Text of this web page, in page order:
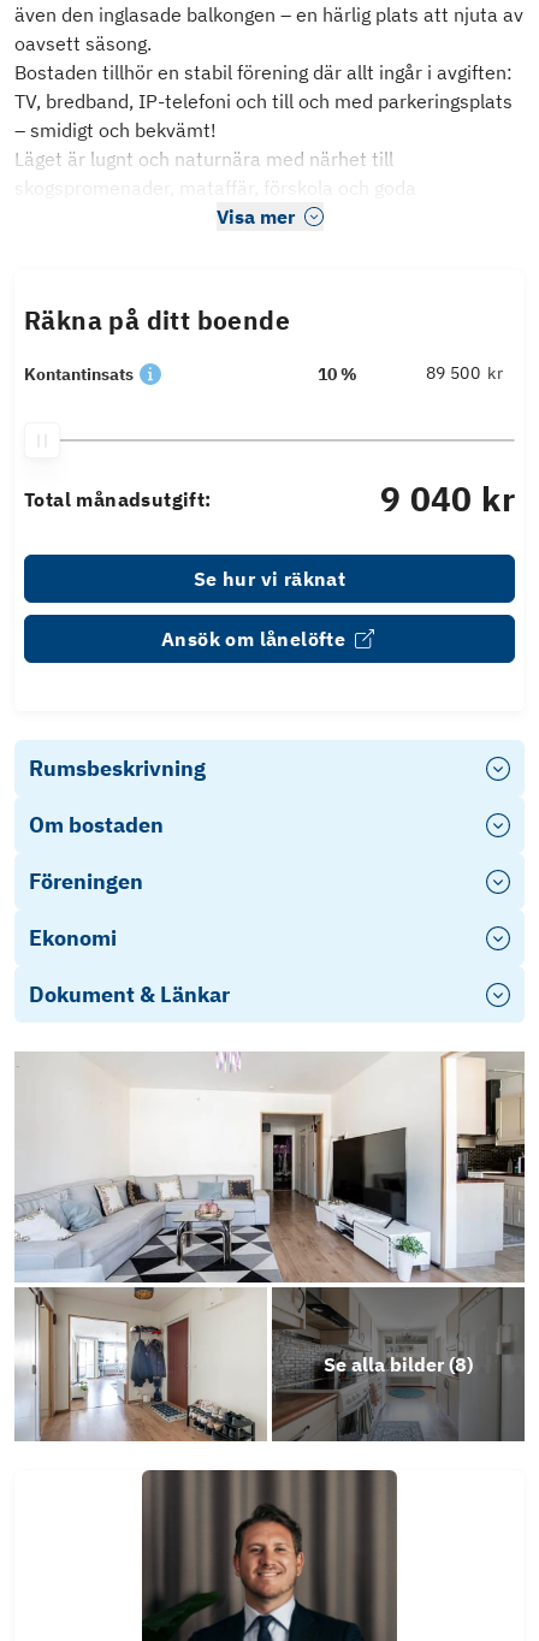
även den inglasade balkongen – en härlig plats att njuta av
oavsett säsong.
Bostaden tillhör en stabil förening där allt ingår i avgiften:
TV, bredband, IP-telefoni och till och med parkeringsplats
– smidigt och bekvämt!
Läget är lugnt och naturnära med närhet till
skogspromenader, mataffär, förskola och goda
Visa mer
Räkna på ditt boende
Kontantinsats 10 % kr
Total månadsutgift: 9 040 kr
Se hur vi räknat
Ansök om lånelöfte
Rumsbeskrivning
Om bostaden
Föreningen
Ekonomi
Dokument & Länkar
Se alla bilder (8)